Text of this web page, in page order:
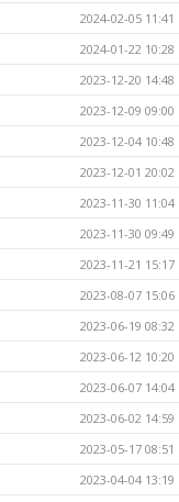
2024-02-05 11:41
2024-01-22 10:28
2023-12-20 14:48
2023-12-09 09:00
2023-12-04 10:48
2023-12-01 20:02
2023-11-30 11:04
2023-11-30 09:49
2023-11-21 15:17
2023-08-07 15:06
2023-06-19 08:32
2023-06-12 10:20
2023-06-07 14:04
2023-06-02 14:59
2023-05-17 08:51
2023-04-04 13:19